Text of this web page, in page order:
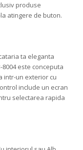
produse
atingere de buton.
ta eleganta
este conceputa
intr-un exterior cu
include un ecran
selectarea rapida